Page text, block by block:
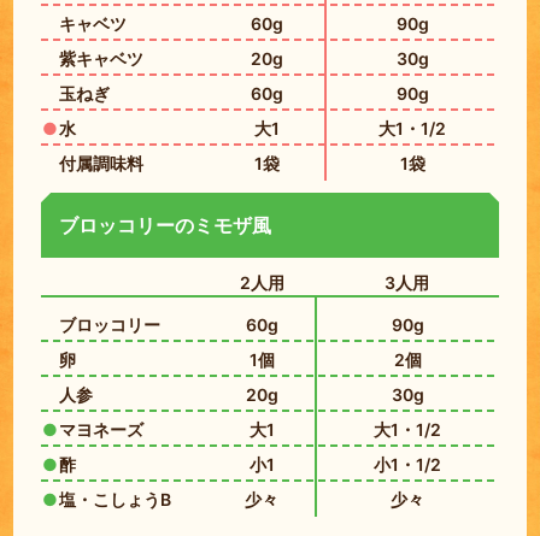
キャベツ
60g
90g
紫キャベツ
20g
30g
玉ねぎ
60g
90g
水
大1
大1・1/2
付属調味料
1袋 1袋
ブロッコリーのミモザ風
2人用 3人用
ブロッコリー 60g
90g
卵
1個
2個
人参
20g
30g
マヨネーズ
大1
大1・1/2
酢
小1
小1・1/2
塩・こしょうB
少々 少々